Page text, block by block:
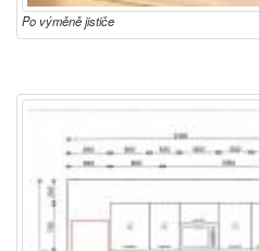
Po výměně jističe